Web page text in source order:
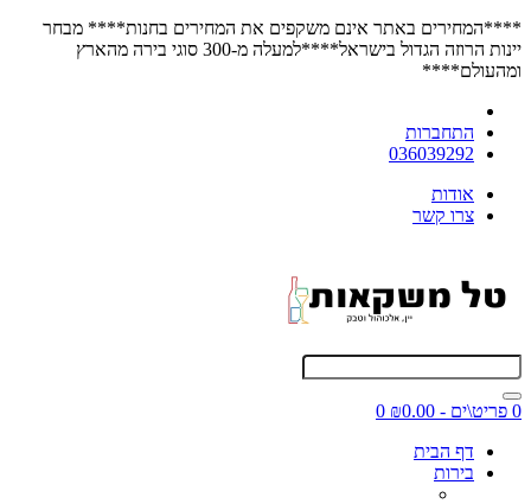
****המחירים באתר אינם משקפים את המחירים בחנות**** מבחר
יינות הרוזה הגדול בישראל****למעלה מ-300 סוגי בירה מהארץ
ומהעולם****
התחברות
036039292
אודות
צרו קשר
0 פריט\ים - ₪0.00
0
דף הבית
בירות